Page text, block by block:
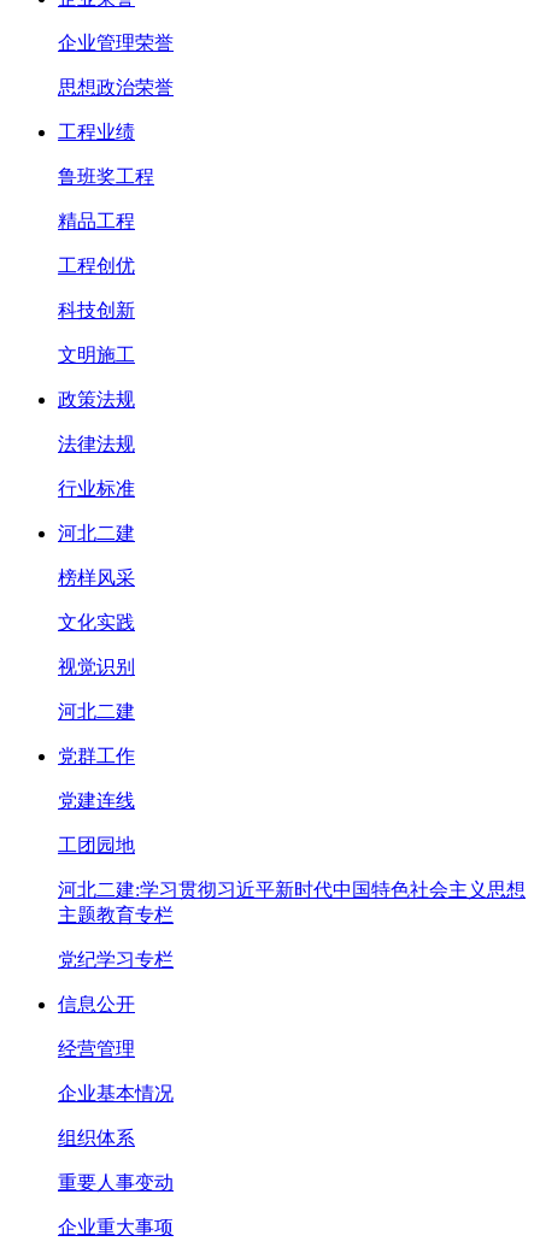
企业管理荣誉
思想政治荣誉
工程业绩
鲁班奖工程
精品工程
工程创优
科技创新
文明施工
政策法规
法律法规
行业标准
河北二建
榜样风采
文化实践
视觉识别
河北二建
党群工作
党建连线
工团园地
河北二建:学习贯彻习近平新时代中国特色社会主义思想
主题教育专栏
党纪学习专栏
信息公开
经营管理
企业基本情况
组织体系
重要人事变动
企业重大事项